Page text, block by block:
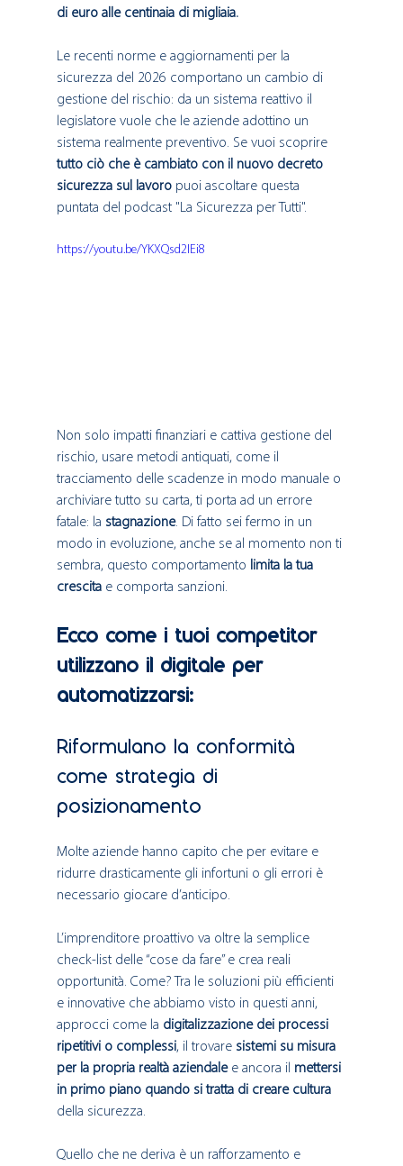
di euro alle centinaia di migliaia.
Le recenti norme e aggiornamenti per la
sicurezza del 2026 comportano un cambio di
gestione del rischio: da un sistema reattivo il
legislatore vuole che le aziende adottino un
sistema realmente preventivo. Se vuoi scoprire
tutto ciò che è cambiato con il nuovo decreto
sicurezza sul lavoro puoi ascoltare questa
puntata del podcast "La Sicurezza per Tutti".
https://youtu.be/YKXQsd2IEi8
Non solo impatti finanziari e cattiva gestione del
rischio, usare metodi antiquati, come il
tracciamento delle scadenze in modo manuale o
archiviare tutto su carta, ti porta ad un errore
fatale: la stagnazione. Di fatto sei fermo in un
modo in evoluzione, anche se al momento non ti
sembra, questo comportamento limita la tua
crescita e comporta sanzioni.
Ecco come i tuoi competitor
utilizzano il digitale per
automatizzarsi:
Riformulano la conformità
come strategia di
posizionamento
Molte aziende hanno capito che per evitare e
ridurre drasticamente gli infortuni o gli errori è
necessario giocare d’anticipo.
L’imprenditore proattivo va oltre la semplice
check-list delle “cose da fare” e crea reali
opportunità. Come? Tra le soluzioni più efficienti
e innovative che abbiamo visto in questi anni,
approcci come la digitalizzazione dei processi
ripetitivi o complessi, il trovare sistemi su misura
per la propria realtà aziendale e ancora il mettersi
in primo piano quando si tratta di creare cultura
della sicurezza.
Quello che ne deriva è un rafforzamento e